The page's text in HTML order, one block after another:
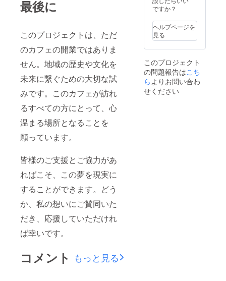
最後に
このプロジェクトは、ただ
のカフェの開業ではありま
せん。地域の歴史や文化を
未来に繋ぐための大切な試
みです。このカフェが訪れ
るすべての方にとって、心
温まる場所となることを
願っています。
皆様のご支援とご協力があ
ればこそ、この夢を現実に
することができます。どう
か、私の想いにご賛同いた
だき、応援していただけれ
ば幸いです。
コメント もっと見る
ですか？
ヘルプページを
見る
このプロジェクト
の問題報告はこち
ら よりお問い合わ
せください